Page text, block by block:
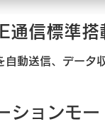
通信標準搭
動送信、データ
ションモー